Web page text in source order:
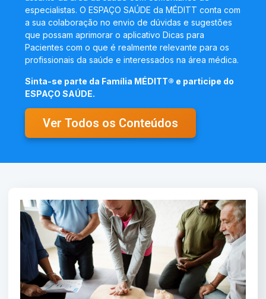
especialistas. O ESPAÇO SAÚDE da MÉDITT conta com
a sua colaboração no envio de dúvidas e sugestões
que possam aprimorar o aplicativo Dicas para
Pacientes com o que é realmente relevante para os
profissionais da saúde e interessados na área médica.
Sinta-se parte da Família MÉDITT® e participe do
ESPAÇO SAÚDE.
Ver Todos os Conteúdos